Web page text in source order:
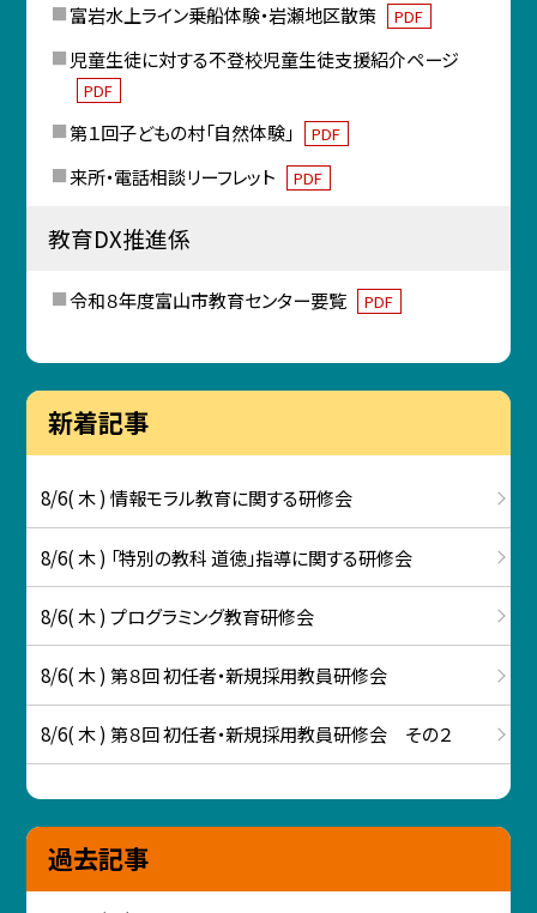
富岩水上ライン乗船体験・岩瀬地区散策
PDF
児童生徒に対する不登校児童生徒支援紹介ページ
PDF
第１回子どもの村「自然体験」 PDF
来所・電話相談リーフレット PDF
教育DX推進係
令和８年度富山市教育センター要覧 PDF
新着記事
8/6( 木 ) 情報モラル教育に関する研修会
8/6( 木 ) 「特別の教科 道徳」指導に関する研修会
8/6( 木 ) プログラミング教育研修会
8/6( 木 ) 第８回 初任者・新規採用教員研修会
8/6( 木 ) 第８回 初任者・新規採用教員研修会 その２
過去記事